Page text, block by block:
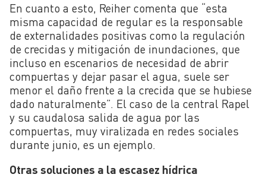
En cuanto a esto, Reiher comenta que “esta
misma capacidad de regular es la responsable
de externalidades positivas como la regulación
de crecidas y mitigación de inundaciones, que
incluso en escenarios de necesidad de abrir
compuertas y dejar pasar el agua, suele ser
menor el daño frente a la crecida que se hubiese
dado naturalmente”. El caso de la central Rapel
y su caudalosa salida de agua por las
compuertas, muy viralizada en redes sociales
durante junio, es un ejemplo.
Otras soluciones a la escasez hídrica